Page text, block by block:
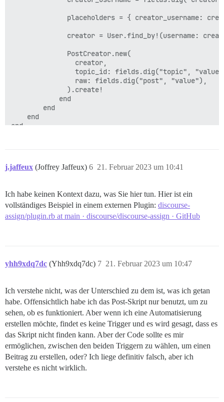
placeholders = { creator_username:
creator = User.find_by!(username:
              PostCreator.new(
                creator,
topic_id: fields.dig("topic",
                raw: fields.dig("post", "value"),
              ).create!
            end
        end
    end
j.jaffeux (Joffrey Jaffeux) 21. Februar 2023 um 10:41
6
Ich habe keinen Kontext dazu, was Sie hier tun. Hier ist ein
vollständiges Beispiel in einem externen Plugin: discourse-
assign/plugin.rb at main · discourse/discourse-assign · GitHub
yhh9xdq7dc (Yhh9xdq7dc) 21. Februar 2023 um 10:47
7
Ich verstehe nicht, was der Unterschied zu dem ist, was ich getan
habe. Offensichtlich habe ich das Post-Skript nur benutzt, um zu
sehen, ob es funktioniert. Aber wenn ich eine Automatisierung
erstellen möchte, findet es keine Trigger und es wird gesagt, dass es
das Skript nicht finden kann. Aber der Code sollte es mir
ermöglichen, zwischen den beiden Triggern zu wählen, um einen
Beitrag zu erstellen, oder? Ich liege definitiv falsch, aber ich
verstehe es nicht wirklich.